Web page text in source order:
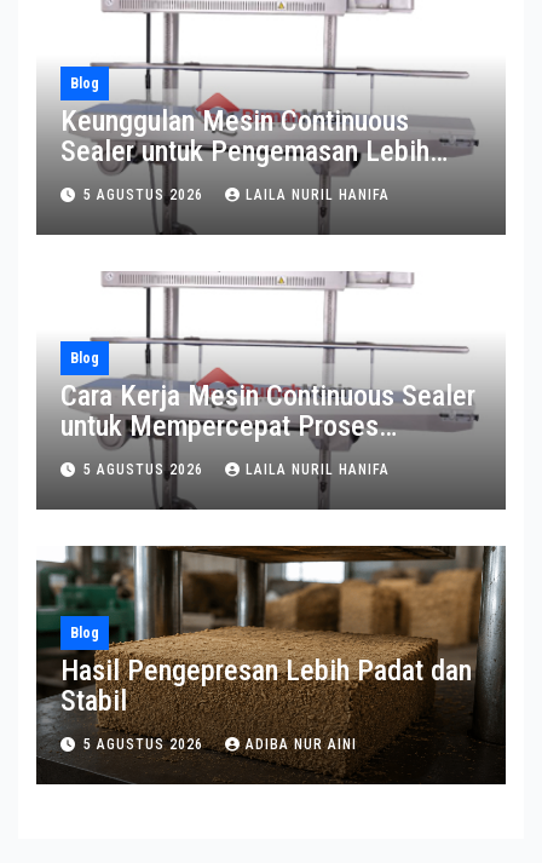
Blog
Keunggulan Mesin Continuous
Sealer untuk Pengemasan Lebih
Efisien
5 AGUSTUS 2026 LAILA NURIL HANIFA
Blog
Cara Kerja Mesin Continuous Sealer
untuk Mempercepat Proses
Pengemasan
5 AGUSTUS 2026 LAILA NURIL HANIFA
Blog
Hasil Pengepresan Lebih Padat dan
Stabil
5 AGUSTUS 2026 ADIBA NUR AINI